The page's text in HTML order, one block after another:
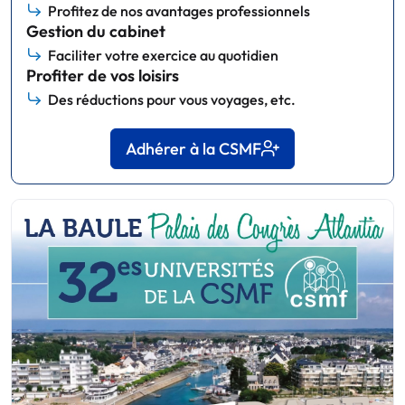
Profitez de nos avantages professionnels
Gestion du cabinet
Faciliter votre exercice au quotidien
Profiter de vos loisirs
Des réductions pour vous voyages, etc.
Adhérer à la CSMF